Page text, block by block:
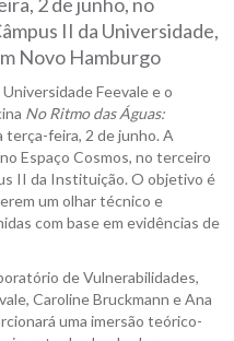
II da Universidade,
Novo Hamburgo
Universidade Feevale e o
No Ritmo das Águas:
terça-feira, 2 de junho. A
Espaço Cosmos, no terceiro
II da Instituição. O objetivo é
um olhar técnico e
com base em evidências de
de Vulnerabilidades,
Caroline Bruckmann e Ana
uma imersão teórico-